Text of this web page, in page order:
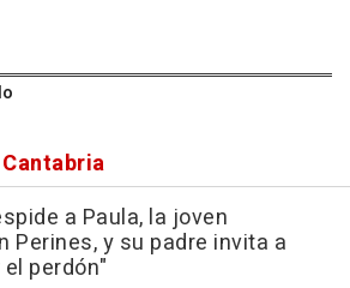
a Paula, la joven
Perines, y su padre invita a
perdón"